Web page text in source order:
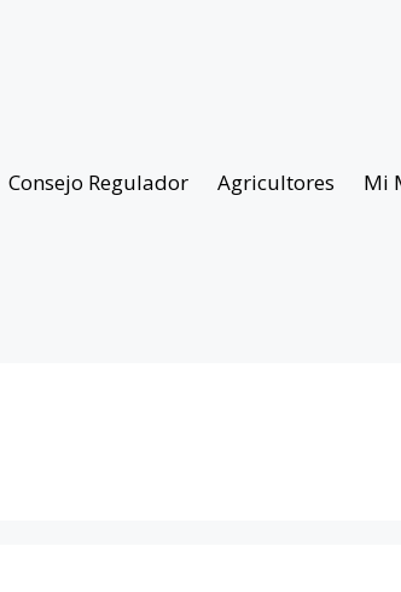
Consejo Regulador Agricultores Mi